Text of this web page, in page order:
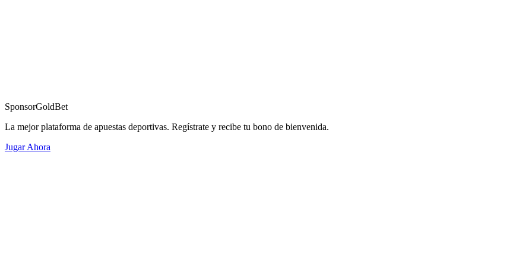
SponsorGoldBet
La mejor plataforma de apuestas deportivas. Regístrate y recibe tu bono de bienvenida.
Jugar Ahora